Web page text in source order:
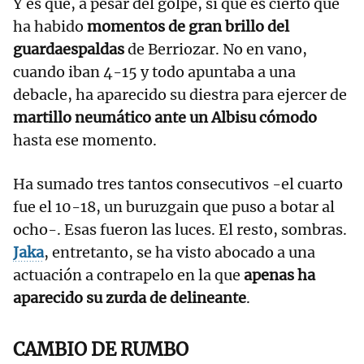
Y es que, a pesar del golpe, sí que es cierto que
ha habido momentos de gran brillo del
guardaespaldasde Berriozar. No en vano,
cuando iban 4-15 y todo apuntaba a una
debacle, ha aparecido su diestra para ejercer de
martillo neumático ante un Albisu cómodo
hasta ese momento.
Ha sumado tres tantos consecutivos -el cuarto
fue el 10-18, un buruzgain que puso a botar al
ocho-. Esas fueron las luces. El resto, sombras.
Jaka, entretanto, se ha visto abocado a una
actuación a contrapelo en la que apenas ha
aparecido su zurda de delineante.
CAMBIO DE RUMBO